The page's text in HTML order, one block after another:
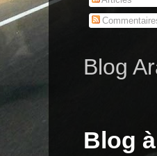
Blog
Blog